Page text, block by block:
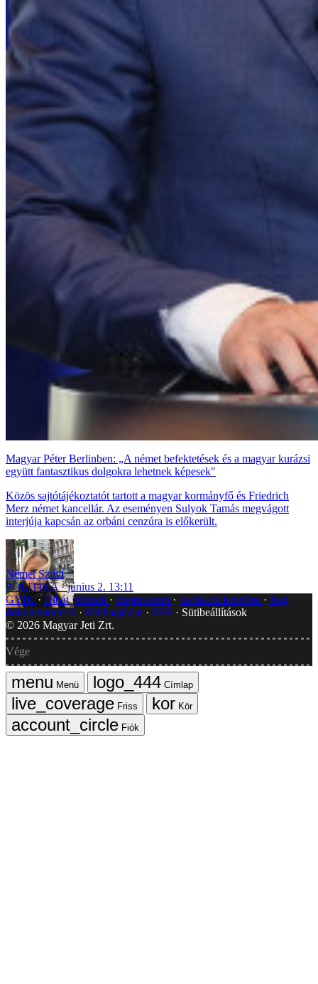
Magyar Péter Berlinben: „A német befektetések és a magyar kurázsi
együtt fantasztikus dolgokra lehetnek képesek"
Közös sajtótájékoztatót tartott a magyar kormányfő és Friedrich
Merz német kancellár. Az eseményen Sulyok Tamás megvágott
interjúja kapcsán az orbáni cenzúra is előkerült.
Német Szilvi
POLITIKA
június 2. 13:11
GYIK
Hibát jelentek Impresszum Javítások kezelése
Jogi
dokumentumok
Médiaajánlat RSS
Sütibeállítások
© 2026 Magyar Jeti Zrt.
Vége
Menü
Címlap
Friss
Kör
Fiók